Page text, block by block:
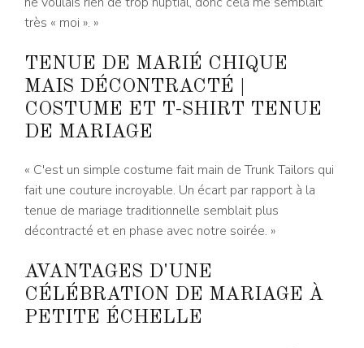
très « moi ». »
TENUE DE MARIÉ CHIQUE
MAIS DÉCONTRACTÉ |
COSTUME ET T-SHIRT TENUE
DE MARIAGE
« C'est un simple costume fait main de Trunk Tailors qui
fait une couture incroyable. Un écart par rapport à la
tenue de mariage traditionnelle semblait plus
décontracté et en phase avec notre soirée. »
AVANTAGES D'UNE
CÉLÉBRATION DE MARIAGE À
PETITE ÉCHELLE